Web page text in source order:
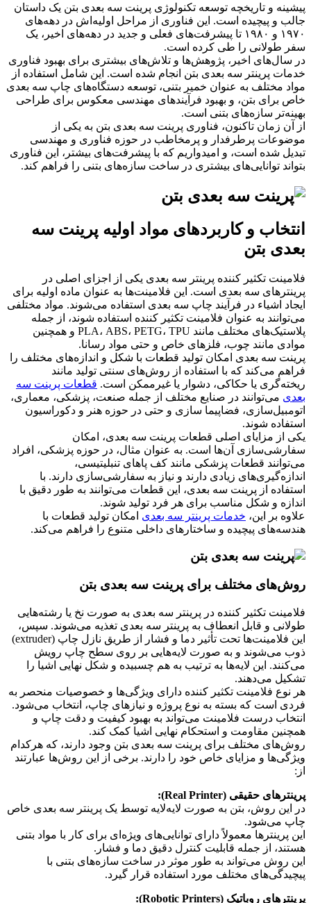
پیشینه و تاریخچه توسعه تکنولوژی پرینت سه بعدی بتن یک داستان
جالب و پیچیده است. این فناوری از مراحل اولیه‌اش در دهه‌های
۱۹۷۰ و ۱۹۸۰ تا پیشرفت‌های فعلی و جدید در دهه‌های اخیر، یک
سفر طولانی را طی کرده است.
در سال‌های اخیر، پژوهش‌ها و تلاش‌های بیشتری برای بهبود فناوری
خدمات پرینتر سه بعدی بتن انجام شده است. این شامل استفاده از
مواد مختلف به عنوان خمیر بتنی، توسعه دستگاه‌های چاپ سه بعدی
خاص برای بتن، و بهبود فرآیندهای مهندسی معکوس برای طراحی
بهینه‌تر سازه‌های بتنی است.
از آن زمان تاکنون، فناوری پرینت سه بعدی بتن به یکی از
موضوعات پرطرفدار و پرمخاطب در حوزه فناوری و مهندسی
تبدیل شده است، و امیدواریم که با پیشرفت‌های بیشتر، این فناوری
بتواند توانایی‌های بیشتری در ساخت سازه‌های بتنی را فراهم کند.
انتخاب و کاربردهای مواد اولیه پرینت سه
بعدی بتن
فلامینت تکثیر کننده پرینتر سه بعدی یکی از اجزای اصلی در
پرینترهای سه بعدی است. این فلامینت‌ها به عنوان ماده اولیه برای
ایجاد اشیاء در فرآیند چاپ سه بعدی استفاده می‌شوند. مواد مختلفی
می‌توانند به عنوان فلامینت تکثیر کننده استفاده شوند، از جمله
پلاستیک‌های مختلف مانند PLA، ABS، PETG، TPU و همچنین
موادی مانند چوب، فلزهای خاص و حتی مواد رسانا.
پرینت سه بعدی امکان تولید قطعات با شکل و اندازه‌های مختلف را
فراهم می‌کند که با استفاده از روش‌های سنتی تولید مانند
ریخته‌گری یا حکاکی، دشوار یا غیرممکن است. قطعات پرینت سه
بعدی می‌توانند در صنایع مختلف از جمله صنعت، پزشکی، معماری،
اتومبیل‌سازی، فضاپیما سازی و حتی در حوزه هنر و دکوراسیون
استفاده شوند.
یکی از مزایای اصلی قطعات پرینت سه بعدی، امکان
سفارشی‌سازی آن‌ها است. به عنوان مثال، در حوزه پزشکی، افراد
می‌توانند قطعات پزشکی مانند کف پاهای تنبلیتیسی،
اندازه‌گیری‌های زیادی دارند و نیاز به سفارشی‌سازی دارند. با
استفاده از پرینت سه بعدی، این قطعات می‌توانند به طور دقیق با
اندازه و شکل مناسب برای هر فرد تولید شوند.
علاوه بر این، خدمات پرینتر سه بعدی امکان تولید قطعات با
هندسه‌های پیچیده و ساختارهای داخلی متنوع را فراهم می‌کند.
روش‌های مختلف برای پرینت سه بعدی بتن
فلامینت تکثیر کننده در پرینتر سه بعدی به صورت نخ یا رشته‌هایی
طولانی و قابل انعطاف به پرینتر سه بعدی تغذیه می‌شوند. سپس،
این فلامینت‌ها تحت تأثیر دما و فشار از طریق نازل چاپ (extruder)
ذوب می‌شوند و به صورت لایه‌هایی بر روی سطح چاپ رویش
می‌کنند. این لایه‌ها به ترتیب به هم چسبیده و شکل نهایی اشیا را
تشکیل می‌دهند.
هر نوع فلامینت تکثیر کننده دارای ویژگی‌ها و خصوصیات منحصر به
فردی است که بسته به نوع پروژه و نیازهای چاپ، انتخاب می‌شود.
انتخاب درست فلامینت می‌تواند به بهبود کیفیت و دقت چاپ و
همچنین مقاومت و استحکام نهایی اشیا کمک کند.
روش‌های مختلف برای پرینت سه بعدی بتن وجود دارند، که هرکدام
ویژگی‌ها و مزایای خاص خود را دارند. برخی از این روش‌ها عبارتند
از:
پرینترهای حقیقی (Real Printer):
در این روش، بتن به صورت لایه‌لایه توسط یک پرینتر سه بعدی خاص
چاپ می‌شود.
این پرینترها معمولاً دارای توانایی‌های ویژه‌ای برای کار با مواد بتنی
هستند، از جمله قابلیت کنترل دقیق دما و فشار.
این روش می‌تواند به طور موثر در ساخت سازه‌های بتنی با
پیچیدگی‌های مختلف مورد استفاده قرار گیرد.
پرینترهای روباتیک (Robotic Printers):